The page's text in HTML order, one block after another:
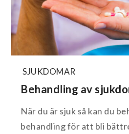
SJUKDOMAR
Behandling av
När du är sjuk så kan du
behandling för att bli